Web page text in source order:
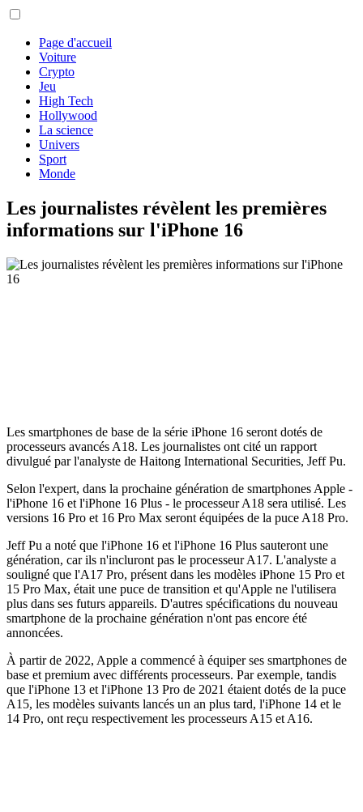
Page d'accueil
Voiture
Crypto
Jeu
High Tech
Hollywood
La science
Univers
Sport
Monde
Les journalistes révèlent les premières
informations sur l'iPhone 16
Les smartphones de base de la série iPhone 16 seront dotés de
processeurs avancés A18. Les journalistes ont cité un rapport
divulgué par l'analyste de Haitong International Securities, Jeff Pu.
Selon l'expert, dans la prochaine génération de smartphones Apple -
l'iPhone 16 et l'iPhone 16 Plus - le processeur A18 sera utilisé. Les
versions 16 Pro et 16 Pro Max seront équipées de la puce A18 Pro.
Jeff Pu a noté que l'iPhone 16 et l'iPhone 16 Plus sauteront une
génération, car ils n'incluront pas le processeur A17. L'analyste a
souligné que l'A17 Pro, présent dans les modèles iPhone 15 Pro et
15 Pro Max, était une puce de transition et qu'Apple ne l'utilisera
plus dans ses futurs appareils. D'autres spécifications du nouveau
smartphone de la prochaine génération n'ont pas encore été
annoncées.
À partir de 2022, Apple a commencé à équiper ses smartphones de
base et premium avec différents processeurs. Par exemple, tandis
que l'iPhone 13 et l'iPhone 13 Pro de 2021 étaient dotés de la puce
A15, les modèles suivants lancés un an plus tard, l'iPhone 14 et le
14 Pro, ont reçu respectivement les processeurs A15 et A16.